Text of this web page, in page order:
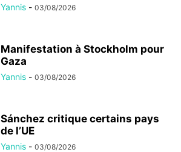
Yannis - 03/08/2026
Manifestation à Stockholm pour
Gaza
Yannis - 03/08/2026
Sánchez critique certains pays
de l’UE
Yannis - 03/08/2026